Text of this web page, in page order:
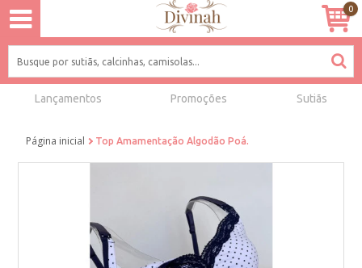
0
Lançamentos Promoções Sutiãs
Página inicial Top Amamentação Algodão Poá.